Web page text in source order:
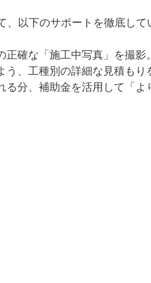
以下のサポートを徹底して
正確な「施工中写真」を撮影。
う、工種別の詳細な見積もり
る分、補助金を活用して「よ